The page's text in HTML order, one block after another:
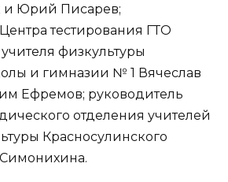
Юрий Писарев;
тестирования ГТО
физкультуры
и гимназии № 1 Вячеслав
Ефремов; руководитель
отделения учителей
Красносулинского